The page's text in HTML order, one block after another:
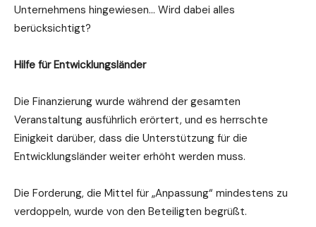
Unternehmens hingewiesen… Wird dabei alles
berücksichtigt?
Hilfe für Entwicklungsländer
Die Finanzierung wurde während der gesamten
Veranstaltung ausführlich erörtert, und es herrschte
Einigkeit darüber, dass die Unterstützung für die
Entwicklungsländer weiter erhöht werden muss.
Die Forderung, die Mittel für „Anpassung“ mindestens zu
verdoppeln, wurde von den Beteiligten begrüßt.